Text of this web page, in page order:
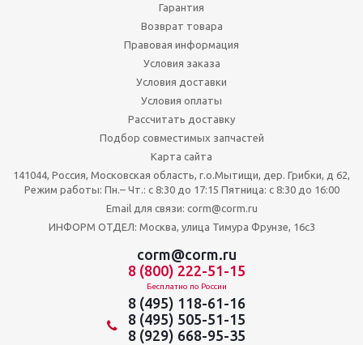
Гарантия
Возврат товара
Правовая информация
Условия заказа
Условия доставки
Условия оплаты
Рассчитать доставку
Подбор совместимых запчастей
Карта сайта
141044, Россия, Московская область, г.о.Мытищи, дер. Грибки, д 62,
Режим работы: Пн.– Чт.: с 8:30 до 17:15 Пятница: c 8:30 до 16:00
Email для связи: corm@corm.ru
ИНФОРМ ОТДЕЛ: Москва, улица Тимура Фрунзе, 16с3
corm@corm.ru
8 (800) 222-51-15
Бесплатно по России
8 (495) 118-61-16
8 (495) 505-51-15
8 (929) 668-95-35